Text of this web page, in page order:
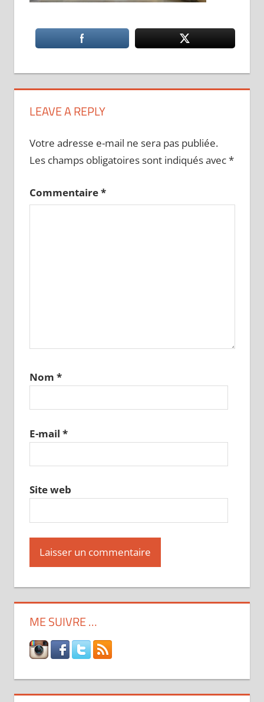
LEAVE A REPLY
Votre adresse e-mail ne sera pas publiée.
Les champs obligatoires sont indiqués avec*
Commentaire*
Nom *
E-mail *
Site web
ME SUIVRE …